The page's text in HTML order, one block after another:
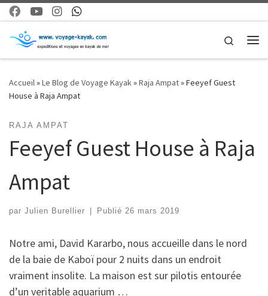
Skip to content
Search
Accueil»Le Blog de Voyage Kayak»Raja Ampat»Feeyef Guest
House à Raja Ampat
RAJA AMPAT
Feeyef Guest House à Raja
Ampat
par Julien Burellier Publié 26 mars 2019
Notre ami, David Kararbo, nous accueille dans le nord
de la baie de Kaboï pour 2 nuits dans un endroit
vraiment insolite. La maison est sur pilotis entourée
d’un veritable aquarium …